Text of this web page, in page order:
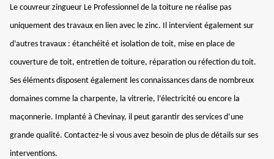
Le couvreur zingueur Le Professionnel de la toiture ne réalise pas
uniquement des travaux en lien avec le zinc. Il intervient également sur
d’autres travaux : étanchéité et isolation de toit, mise en place de
couverture de toit, entretien de toiture, réparation ou réfection du toit.
Ses éléments disposent également les connaissances dans de nombreux
domaines comme la charpente, la vitrerie, l’électricité ou encore la
maçonnerie. Implanté à Chevinay, il peut garantir des services d’une
grande qualité. Contactez-le si vous avez besoin de plus de détails sur ses
interventions.